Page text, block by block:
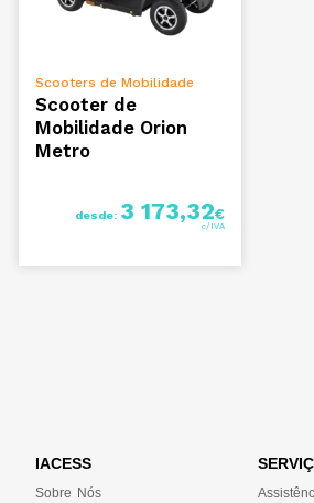
VER OPÇÕES
Scooters de Mobilidade
Scooter de
Mobilidade Orion
Metro
desde: 3 173,32€
IACESS
Sobre Nós